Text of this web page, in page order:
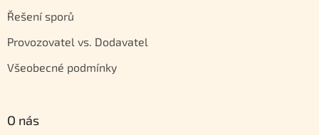
Řešení sporů
Provozovatel vs. Dodavatel
Všeobecné podmínky
O nás